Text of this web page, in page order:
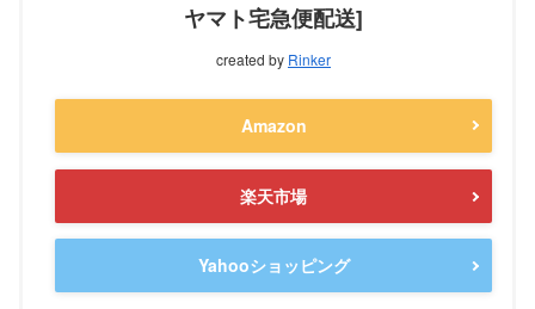
ヤマト宅急便配送]
created by Rinker
Amazon
楽天市場
Yahooショッピング